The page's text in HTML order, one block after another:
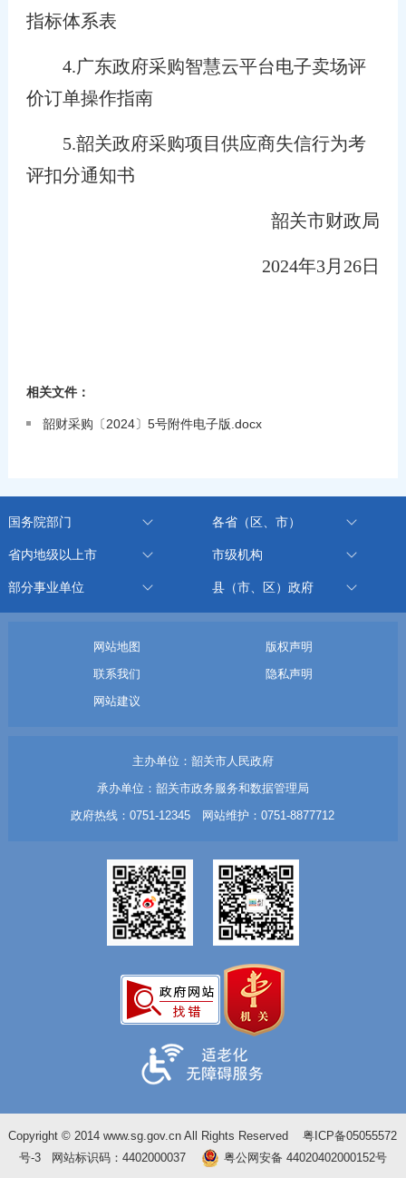
指标体系表
4.广东政府采购智慧云平台电子卖场评
价订单操作指南
5.韶关政府采购项目供应商失信行为考
评扣分通知书
韶关市财政局
2024年3月26日
相关文件：
韶财采购〔2024〕5号附件电子版.docx
国务院部门 各省（区、市）
省内地级以上市 市级机构
部分事业单位 县（市、区）政府
网站地图
版权声明
联系我们
隐私声明
网站建议
主办单位：韶关市人民政府
承办单位：韶关市政务服务和数据管理局
政府热线：0751-12345 网站维护：0751-8877712
Copyright © 2014 www.sg.gov.cn All Rights Reserved粤ICP备05055572
号-3网站标识码：4402000037 粤公网安备 44020402000152号